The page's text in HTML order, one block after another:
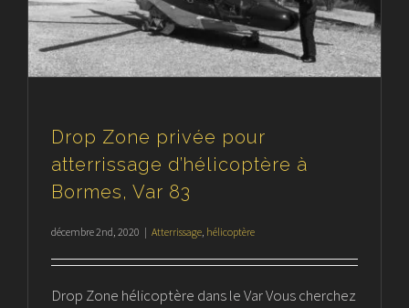
Drop Zone privée pour
atterrissage d’hélicoptère à
Bormes, Var 83
décembre 2nd, 2020 | Atterrissage hélicoptère
Drop Zone hélicoptère dans le Var Vous cherchez